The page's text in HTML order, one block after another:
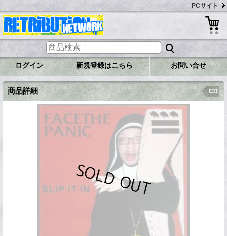
PCサイト
ログイン 新規登録はこちら お問い合せ
商品詳細 CD